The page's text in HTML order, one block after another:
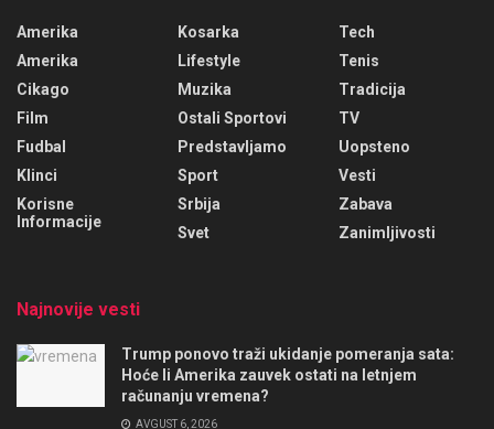
Amerika
Amerika
Cikago
Film
Fudbal
Klinci
Korisne
Informacije
Kosarka
Lifestyle
Muzika
Ostali Sportovi
Predstavljamo
Sport
Srbija
Svet
Tech
Tenis
Tradicija
TV
Uopsteno
Vesti
Zabava
Zanimljivosti
Najnovije vesti
Trump ponovo traži ukidanje pomeranja sata:
Hoće li Amerika zauvek ostati na letnjem
računanju vremena?
AVGUST 6, 2026